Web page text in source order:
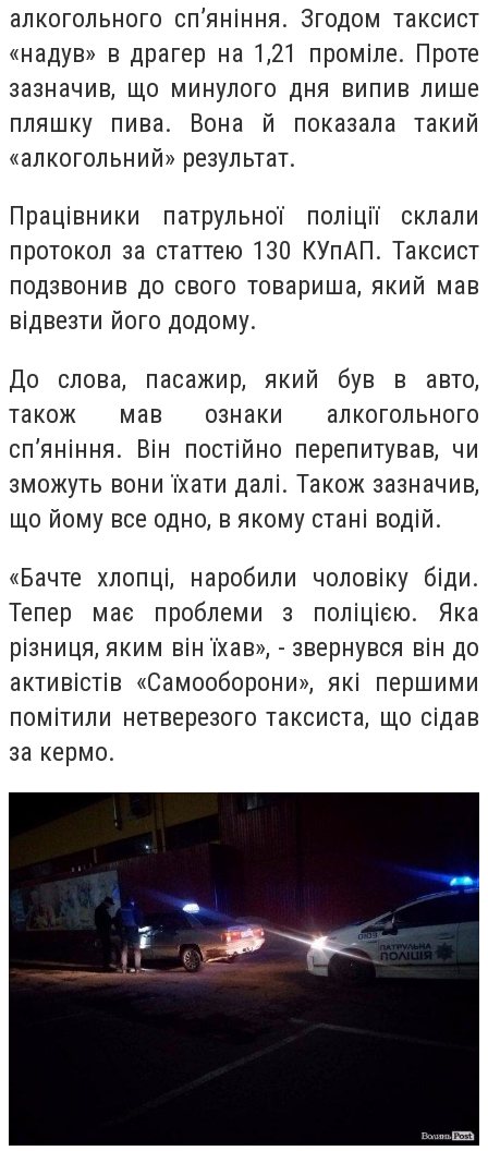
алкогольного сп’яніння. Згодом таксист
«надув» в драгер на 1,21 проміле. Проте
зазначив, що минулого дня випив лише
пляшку пива. Вона й показала такий
«алкогольний» результат.
Працівники патрульної поліції склали
протокол за статтею 130 КУпАП. Таксист
подзвонив до свого товариша, який мав
відвезти його додому.
До слова, пасажир, який був в авто,
також мав ознаки алкогольного
сп’яніння. Він постійно перепитував, чи
зможуть вони їхати далі. Також зазначив,
що йому все одно, в якому стані водій.
«Бачте хлопці, наробили чоловіку біди.
Тепер має проблеми з поліцією. Яка
різниця, яким він їхав», - звернувся він до
активістів «Самооборони», які першими
помітили нетверезого таксиста, що сідав
за кермо.